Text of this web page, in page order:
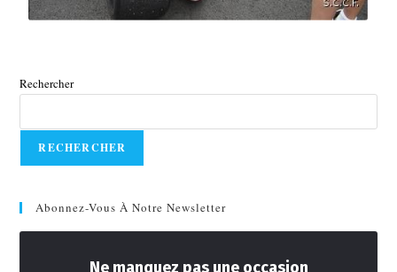
Rechercher
RECHERCHER
Abonnez-Vous À Notre Newsletter
Ne manquez pas une occasion